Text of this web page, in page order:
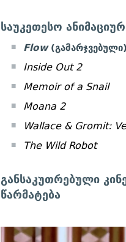
საუკეთესო
Flow (გამარჯვებული)
Inside Out 2
Memoir of a Snail
Moana 2
Wallace & Gromit:
The Wild Robot
განსაკუთრებული
წარმატება